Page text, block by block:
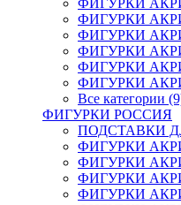
ФИГУРКИ
ФИГУРКИ
ФИГУРКИ
ФИГУРКИ
ФИГУРКИ
ФИГУРКИ
Все категории
ФИГУРКИ РОССИЯ
ПОДСТАВКИ
ФИГУРКИ
ФИГУРКИ
ФИГУРКИ
ФИГУРКИ